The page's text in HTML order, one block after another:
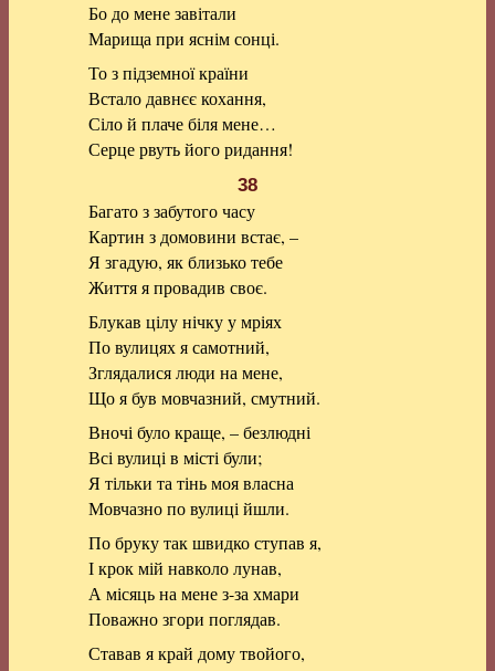
Бо до мене завітали
Марища при яснім сонці.
То з підземної країни
Встало давнєє кохання,
Сіло й плаче біля мене…
Серце рвуть його ридання!
38
Багато з забутого часу
Картин з домовини встає, –
Я згадую, як близько тебе
Життя я провадив своє.
Блукав цілу нічку у мріях
По вулицях я самотний,
Зглядалися люди на мене,
Що я був мовчазний, смутний.
Вночі було краще, – безлюдні
Всі вулиці в місті були;
Я тільки та тінь моя власна
Мовчазно по вулиці йшли.
По бруку так швидко ступав я,
І крок мій навколо лунав,
А місяць на мене з-за хмари
Поважно згори поглядав.
Ставав я край дому твойого,